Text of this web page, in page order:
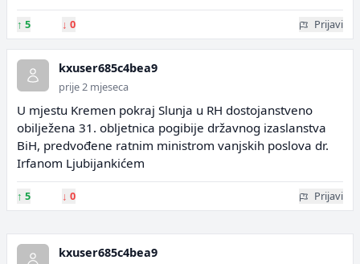
↑ 5 ↓ 0 Prijavi
kxuser685c4bea9
prije 2 mjeseca
U mjestu Kremen pokraj Slunja u RH dostojanstveno
obilježena 31. obljetnica pogibije državnog izaslanstva
BiH, predvođene ratnim ministrom vanjskih poslova dr.
Irfanom Ljubijankićem
↑ 5 ↓ 0 Prijavi
kxuser685c4bea9